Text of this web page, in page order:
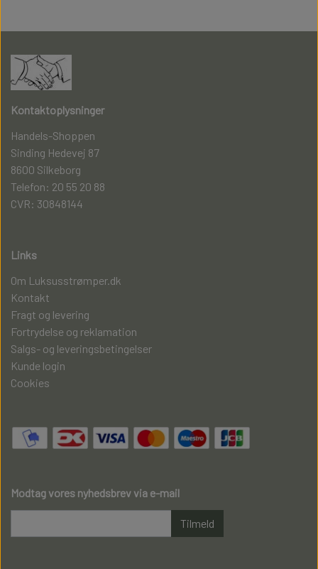
Kontaktoplysninger
Handels-Shoppen
Sinding Hedevej 87
8600 Silkeborg
Telefon: 20 55 20 88
CVR: 30848144
Links
Om Luksusstrømper.dk
Kontakt
Fragt og levering
Fortrydelse og reklamation
Salgs- og leveringsbetingelser
Kunde login
Cookies
Modtag vores nyhedsbrev via e-mail
Tilmeld